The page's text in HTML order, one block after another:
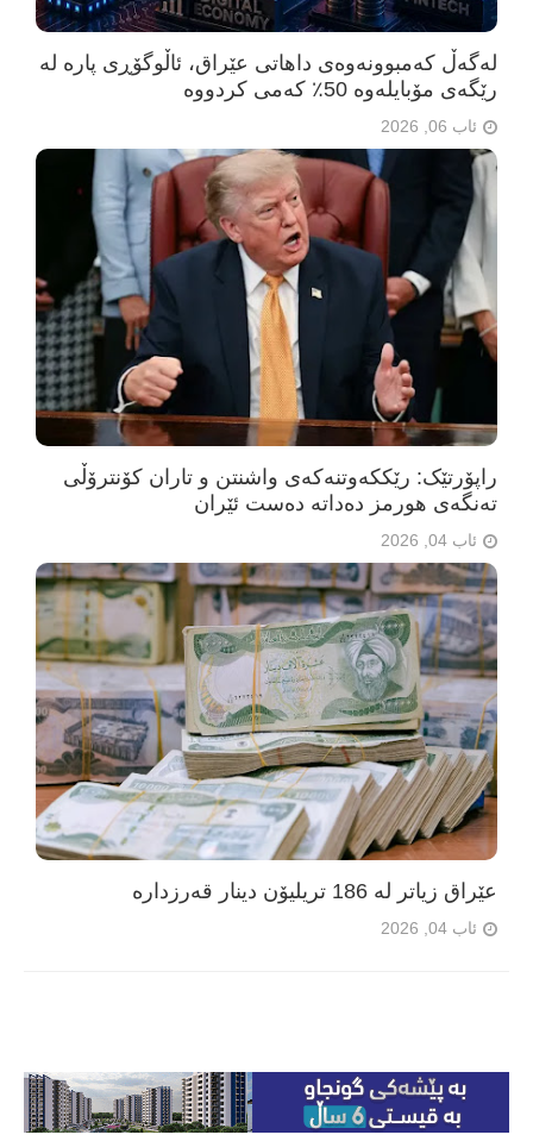
لەگەڵ کەمبوونەوەی داهاتی عێراق، ئاڵوگۆڕی پارە لە
رێگەی مۆبایلەوە 50٪ کەمی کردووە
ئاب 06, 2026
راپۆرتێک: رێککەوتنەکەی واشنتن و تاران کۆنترۆڵی
تەنگەی هورمز دەداتە دەست ئێران
ئاب 04, 2026
عێراق زیاتر لە 186 تریلیۆن دینار قەرزدارە
ئاب 04, 2026